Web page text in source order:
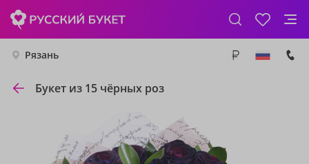
Рязань
Букет из 15 чёрных роз